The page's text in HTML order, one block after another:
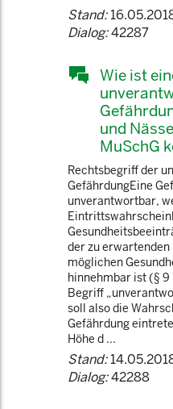
Stand:
Dialog:42287
Wie ist
und
MuSchG
Rechtsbegriff der
GefährdungEine
unverantwortbar,
der zu erwartenden
möglichen
hinnehmbar ist (§ 9
Begriff
soll also die
Gefährdung
Höhe d ...
Stand:
Dialog:42288